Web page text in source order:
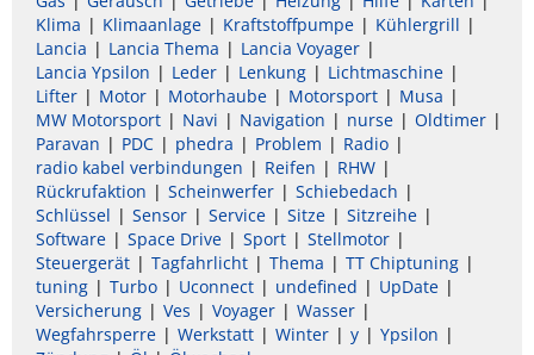
Klima
Klimaanlage Kraftstoffpumpe
Kühlergrill
Lancia
Lancia Thema
Lancia Voyager
Lancia Ypsilon
Leder Lenkung
Lichtmaschine
Lifter
Motor Motorhaube Motorsport
Musa
MW Motorsport
Navi Navigation nurse
Oldtimer
Paravan
PDC phedra Problem
Radio
radio kabel verbindungen
Reifen
RHW
Rückrufaktion
Scheinwerfer
Schiebedach
Schlüssel
Sensor Service Sitze
Sitzreihe
Software
Space Drive Sport
Stellmotor
Steuergerät
Tagfahrlicht Thema
TT Chiptuning
tuning
Turbo Uconnect undefined
UpDate
Versicherung
Ves Voyager
Wasser
Wegfahrsperre
Werkstatt Winter y
Ypsilon